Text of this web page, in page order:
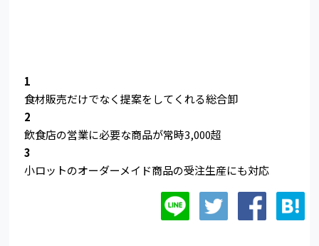
1
食材販売だけでなく提案をしてくれる総合卸
2
飲食店の営業に必要な商品が常時3,000超
3
小ロットのオーダーメイド商品の受注生産にも対応